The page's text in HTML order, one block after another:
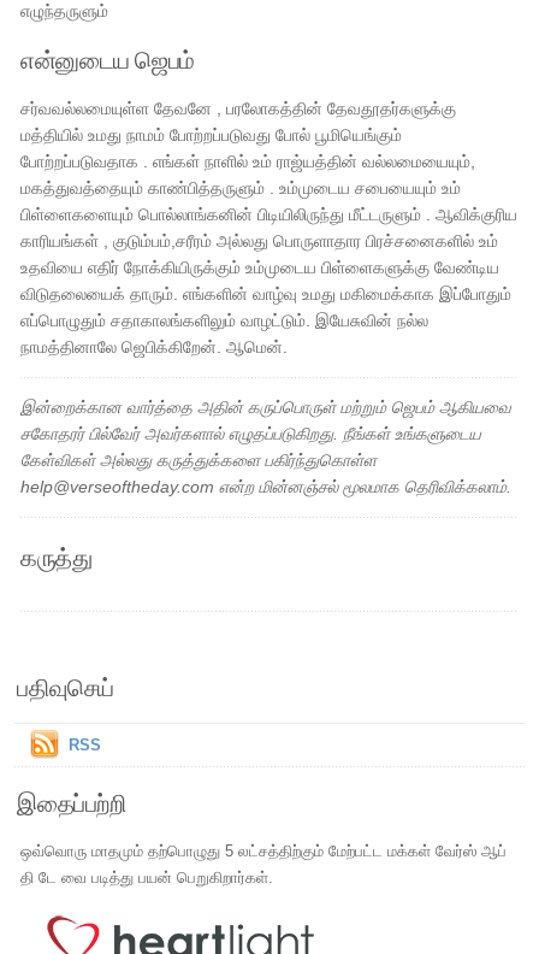
எழுந்தருளும்
என்னுடைய ஜெபம்
சர்வவல்லமையுள்ள தேவனே , பரலோகத்தின் தேவதூதர்களுக்கு
மத்தியில் உமது நாமம் போற்றப்படுவது போல் பூமியெங்கும்
போற்றப்படுவதாக . எங்கள் நாளில் உம் ராஜ்யத்தின் வல்லமையையும்,
மகத்துவத்தையும் காண்பித்தருளும் . உம்முடைய சபையையும் உம்
பிள்ளைகளையும் பொல்லாங்கனின் பிடியிலிருந்து மீட்டருளும் . ஆவிக்குரிய
காரியங்கள் , குடும்பம்,சரீரம் அல்லது பொருளாதார பிரச்சனைகளில் உம்
உதவியை எதிர் நோக்கியிருக்கும் உம்முடைய பிள்ளைகளுக்கு வேண்டிய
விடுதலையைக் தாரும். எங்களின் வாழ்வு உமது மகிமைக்காக இப்போதும்
எப்பொழுதும் சதாகாலங்களிலும் வாழட்டும். இயேசுவின் நல்ல
நாமத்தினாலே ஜெபிக்கிறேன். ஆமென்.
இன்றைக்கான வார்த்தை அதின் கருப்பொருள் மற்றும் ஜெபம் ஆகியவை
சகோதரர் பில்வேர் அவர்களால் எழுதப்படுகிறது. நீங்கள் உங்களுடைய
கேள்விகள் அல்லது கருத்துக்களை பகிர்ந்துகொள்ள
help@verseoftheday.com என்ற மின்னஞ்சல் மூலமாக தெரிவிக்கலாம்.
கருத்து
பதிவுசெய்
RSS
இதைப்பற்றி
ஒவ்வொரு மாதமும் தற்பொழுது 5 லட்சத்திற்கும் மேற்பட்ட மக்கள் வேர்ஸ் ஆப்
தி டே வை படித்து பயன் பெறுகிறார்கள்.